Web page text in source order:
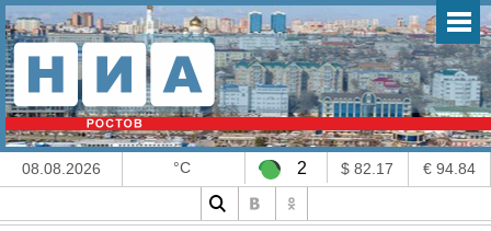
08.08.2026 °C 2 $ 82.17 € 94.84